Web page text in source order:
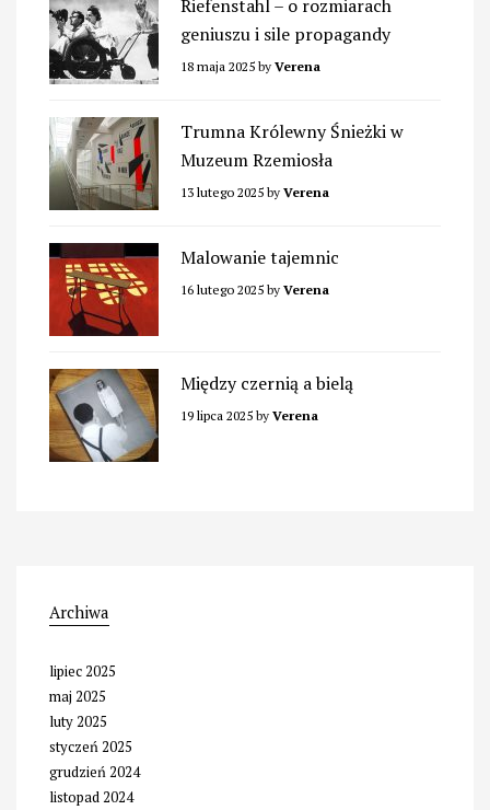
Riefenstahl – o rozmiarach
geniuszu i sile propagandy
18 maja 2025 by Verena
Trumna Królewny Śnieżki w
Muzeum Rzemiosła
13 lutego 2025 by Verena
Malowanie tajemnic
16 lutego 2025 by Verena
Między czernią a bielą
19 lipca 2025 by Verena
Archiwa
lipiec 2025
maj 2025
luty 2025
styczeń 2025
grudzień 2024
listopad 2024